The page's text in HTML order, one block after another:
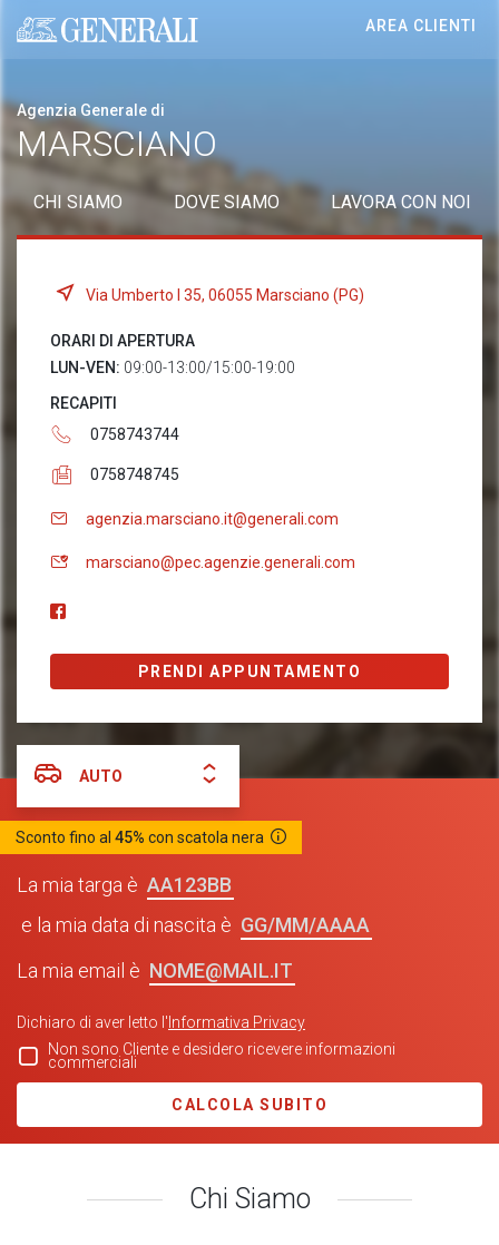
Generali logo
AREA CLIENTI
Agenzia Generale di
MARSCIANO
CHI SIAMO DOVE SIAMO LAVORA CON NOI
Via Umberto I 35, 06055 Marsciano (PG)
ORARI DI APERTURA
LUN-VEN: 09:00-13:00/15:00-19:00
RECAPITI
0758743744
0758748745
agenzia.marsciano.it@generali.com
marsciano@pec.agenzie.generali.com
PRENDI APPUNTAMENTO
AUTO
Sconto fino al 45% con scatola nera
La mia targa è
AA123BB
e la mia data di nascita è
GG/MM/AAAA
La mia email è NOME@MAIL.IT
Dichiaro di aver letto l' Informativa Privacy
Non sono Cliente e desidero ricevere informazioni
commerciali
CALCOLA SUBITO
Chi Siamo